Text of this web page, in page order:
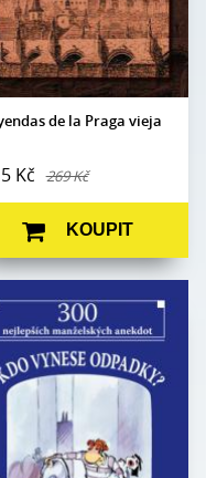
de la Praga vieja
Kč 269 Kč
13. 8. 2009
KOUPIT
Kabaret
80
105 x 140
V8a (pevná)
Ilustrace Jiří Novák a
Jaroslav Skoupý